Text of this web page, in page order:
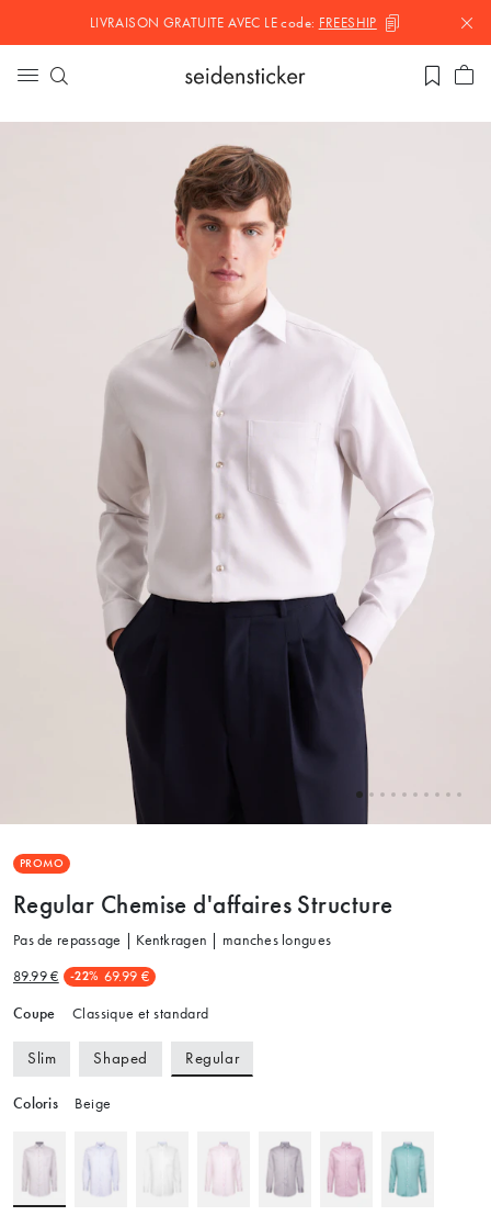
LIVRAISON GRATUITE AVEC LEcode: FREESHIP
PROMO
Regular Chemise d'affaires Structure
Pas de repassage | Kentkragen | manches longues
89.99 € -22% 69.99 €
Coupe Classique et standard
Slim Shaped Regular
Coloris Beige